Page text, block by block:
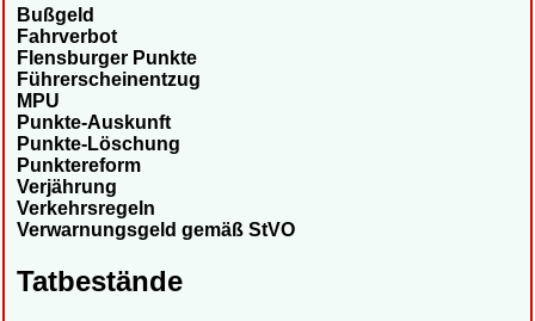
Bußgeld
Fahrverbot
Flensburger Punkte
Führerscheinentzug
MPU
Punkte-Auskunft
Punkte-Löschung
Punktereform
Verjährung
Verkehrsregeln
Verwarnungsgeld gemäß StVO
Tatbestände